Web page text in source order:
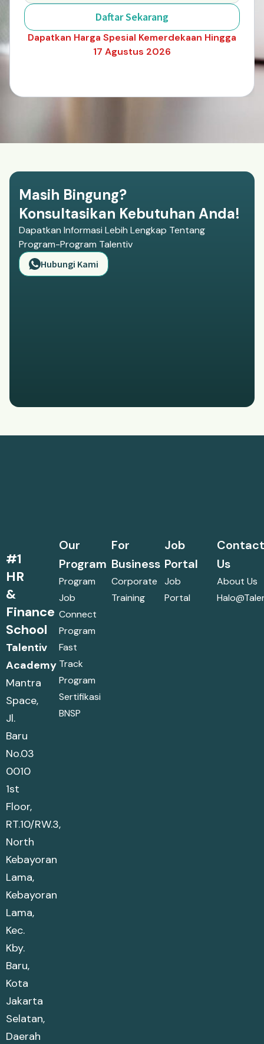
Daftar Sekarang
Dapatkan Harga Spesial Kemerdekaan Hingga
17 Agustus 2026
Masih Bingung?
Konsultasikan Kebutuhan Anda!
Dapatkan Informasi Lebih Lengkap Tentang
Program-Program Talentiv
Hubungi Kami
#1
HR
&
Finance
School
Talentiv
Academy
Mantra
Space,
Jl.
Baru
No.03
0010
1st
Floor,
RT.10/RW.3,
North
Kebayoran
Lama,
Kebayoran
Lama,
Kec.
Kby.
Baru,
Kota
Jakarta
Selatan,
Daerah
Our
Program
Program
Job
Connect
Program
Fast
Track
Program
Sertifikasi
BNSP
For
Business
Corporate
Training
Job
Portal
Job
Portal
Us
About Us